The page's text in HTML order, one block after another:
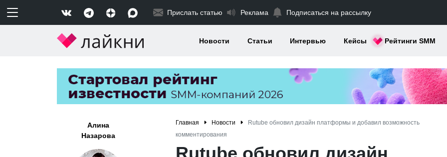
Прислать статью Реклама Подписаться на рассылку
Новости Статьи Интервью Кейсы Рейтинги SMM
Алина
Назарова
Главная Новости
Rutubе обновил дизайн платформы и добавил возможность
комментирования